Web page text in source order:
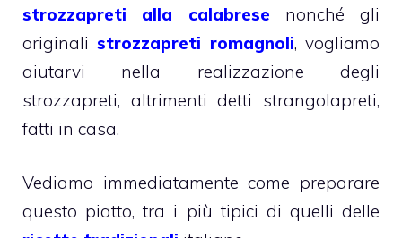
strozzapreti alla calabrese nonché gli
originalistrozzapreti romagnoli, vogliamo
aiutarvi nella realizzazione degli
strozzapreti, altrimenti detti strangolapreti,
fatti in casa.
Vediamo immediatamente come preparare
questo piatto, tra i più tipici di quelli delle